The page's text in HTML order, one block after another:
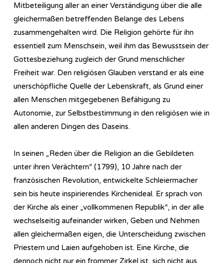
Mitbeteiligung aller an einer Verständigung über die alle
gleichermaßen betreffenden Belange des Lebens
zusammengehalten wird. Die Religion gehörte für ihn
essentiell zum Menschsein, weil ihm das Bewusstsein der
Gottesbeziehung zugleich der Grund menschlicher
Freiheit war. Den religiösen Glauben verstand er als eine
unerschöpfliche Quelle der Lebenskraft, als Grund einer
allen Menschen mitgegebenen Befähigung zu
Autonomie, zur Selbstbestimmung in den religiösen wie in
allen anderen Dingen des Daseins.
In seinen „Reden über die Religion an die Gebildeten
unter ihren Verächtern“ (1799), 10 Jahre nach der
französischen Revolution, entwickelte Schleiermacher
sein bis heute inspirierendes Kirchenideal. Er sprach von
der Kirche als einer „vollkommenen Republik“, in der alle
wechselseitig aufeinander wirken, Geben und Nehmen
allen gleichermaßen eigen, die Unterscheidung zwischen
Priestern und Laien aufgehoben ist. Eine Kirche, die
dennoch nicht nur ein frommer Zirkel ist, sich nicht aus